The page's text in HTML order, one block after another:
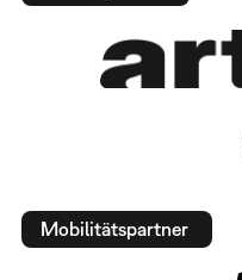
Mobilitätspartner